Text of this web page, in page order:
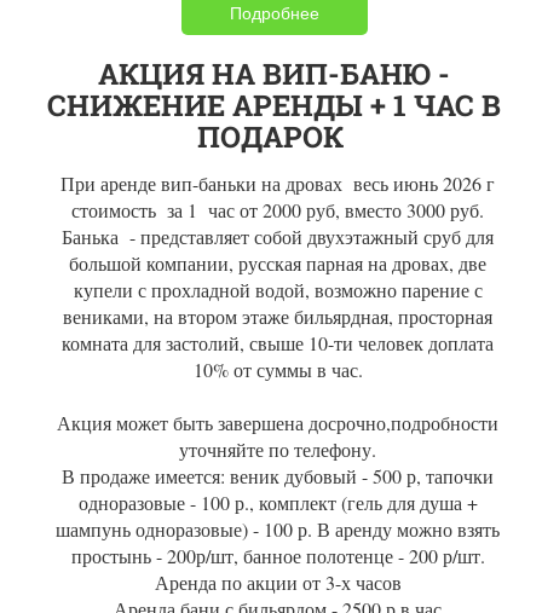
Подробнее
АКЦИЯ НА ВИП-БАНЮ -
СНИЖЕНИЕ АРЕНДЫ + 1 ЧАС В
ПОДАРОК
При аренде вип-баньки на дровах весь июнь 2026 г
стоимость за 1 час от 2000 руб, вместо 3000 руб.
Банька - представляет собой двухэтажный сруб для
большой компании, русская парная на дровах, две
купели с прохладной водой, возможно парение с
вениками, на втором этаже бильярдная, просторная
комната для застолий, свыше 10-ти человек доплата
10% от суммы в час.
Акция может быть завершена досрочно,подробности
уточняйте по телефону.
В продаже имеется: веник дубовый - 500 р, тапочки
одноразовые - 100 р., комплект (гель для душа +
шампунь одноразовые) - 100 р. В аренду можно взять
простынь - 200р/шт, банное полотенце - 200 р/шт.
Аренда по акции от 3-х часов